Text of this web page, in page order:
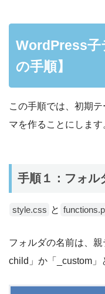
WordPress子
の手順】
この手順では、初期
マを作ることにします
手順１：フォル
style.css と
フォルダの名前は、
child」か「_custom」